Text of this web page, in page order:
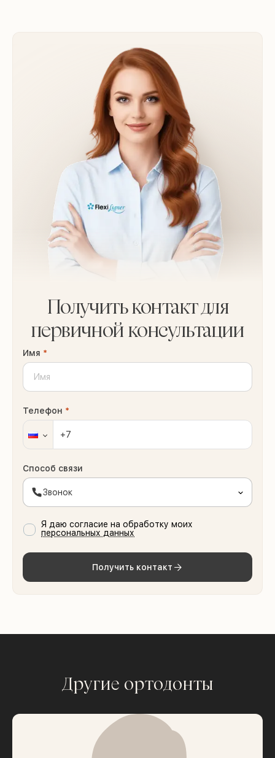
Получить контакт для
первичной консультации
Имя *
Телефон *
Способ связи
Звонок
Я даю согласие на обработку моих
персональных данных
Получить контакт
Другие ортодонты